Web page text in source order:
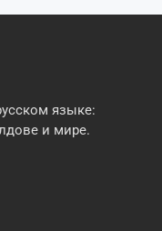
языке:
и мире.